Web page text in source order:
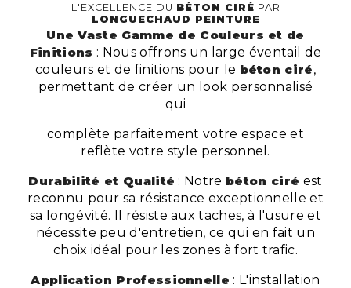
L'EXCELLENCE DU BÉTON CIRÉ PAR
LONGUECHAUD PEINTURE
Une Vaste Gamme de Couleurs et de
Finitions : Nous offrons un large éventail de
couleurs et de finitions pour le béton ciré,
permettant de créer un look personnalisé
qui
complète parfaitement votre espace et
reflète votre style personnel.
Durabilité et Qualité : Notre béton ciré est
reconnu pour sa résistance exceptionnelle et
sa longévité. Il résiste aux taches, à l'usure et
nécessite peu d'entretien, ce qui en fait un
choix idéal pour les zones à fort trafic.
Application Professionnelle : L'installation